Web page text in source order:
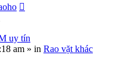
uy tín
am » in Rao vặt khác